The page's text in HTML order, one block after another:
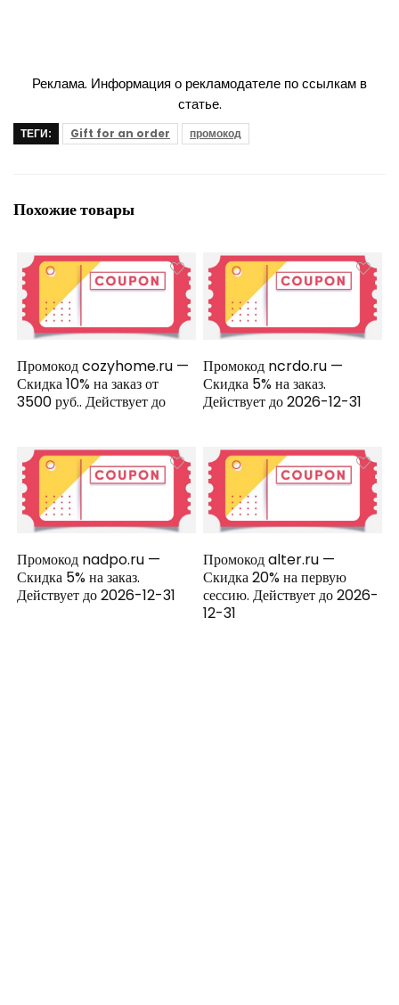
Реклама. Информация о рекламодателе по ссылкам в
статье.
ТЕГИ: Gift for an order промокод
Похожие товары
Промокод cozyhome.ru —
Скидка 10% на заказ от
3500 руб.. Действует до
Промокод ncrdo.ru —
Скидка 5% на заказ.
Действует до 2026-12-31
Промокод nadpo.ru —
Скидка 5% на заказ.
Действует до 2026-12-31
Промокод alter.ru —
Скидка 20% на первую
сессию. Действует до 2026-
12-31